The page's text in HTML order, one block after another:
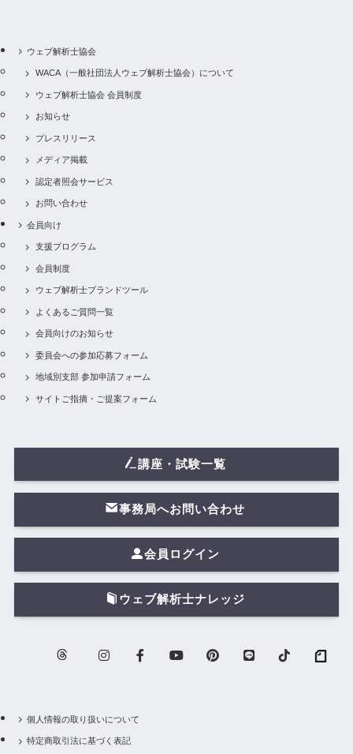
ウェブ解析士協会
WACA（一般社団法人ウェブ解析士協会）について
ウェブ解析士協会 会員制度
お知らせ
プレスリリース
メディア掲載
認定者照会サービス
お問い合わせ
会員向け
支援プログラム
会員制度
ウェブ解析士ブランドツール
よくあるご質問一覧
会員向けのお知らせ
委員会への参加応募フォーム
地域別支部 参加申請フォーム
サイトご指摘・ご提案フォーム
講座・試験一覧
事務局へお問い合わせ
会員ログイン
ウェブ解析士ナレッジ
個人情報の取り扱いについて
特定商取引法に基づく表記